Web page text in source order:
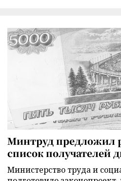
Минтруд предложил
список получателей
Министерство труда и